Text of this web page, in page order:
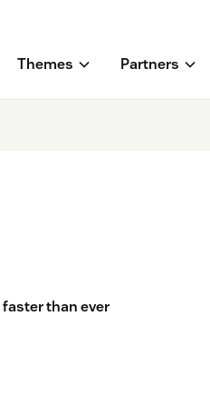
Themes Partners
than ever